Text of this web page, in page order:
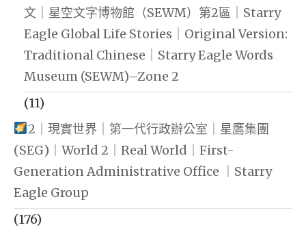
文｜星空文字博物館（SEWM）第2區｜Starry
Eagle Global Life Stories｜Original Version:
Traditional Chinese｜Starry Eagle Words
Museum (SEWM)–Zone 2
(11)
2｜現實世界｜第一代行政辦公室｜星鷹集團
(SEG)｜World 2｜Real World｜First-
Generation Administrative Office ｜Starry
Eagle Group
(176)